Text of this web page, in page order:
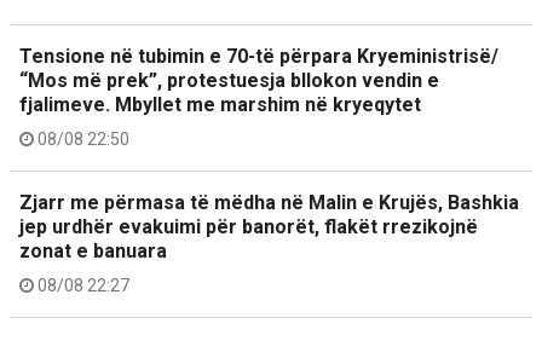
Tensione në tubimin e 70-të përpara Kryeministrisë/
“Mos më prek”, protestuesja bllokon vendin e
fjalimeve. Mbyllet me marshim në kryeqytet
08/08 22:50
Zjarr me përmasa të mëdha në Malin e Krujës, Bashkia
jep urdhër evakuimi për banorët, flakët rrezikojnë
zonat e banuara
08/08 22:27